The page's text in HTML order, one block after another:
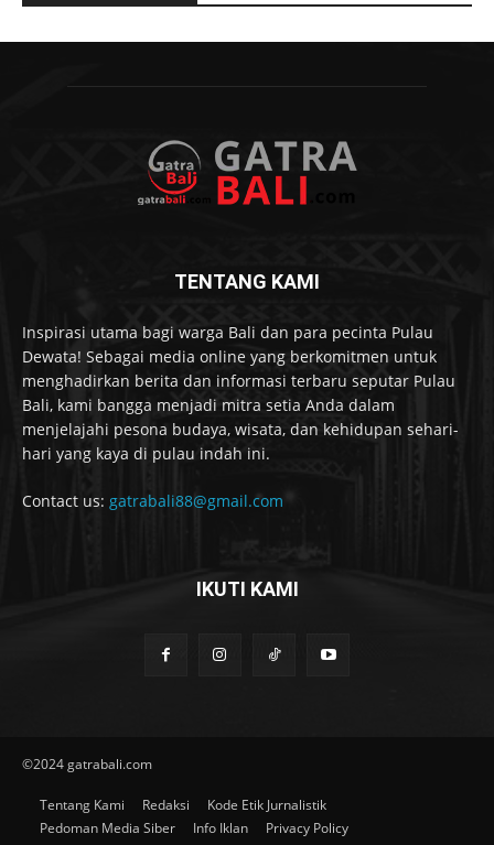
TENTANG KAMI
Inspirasi utama bagi warga Bali dan para pecinta Pulau
Dewata! Sebagai media online yang berkomitmen untuk
menghadirkan berita dan informasi terbaru seputar Pulau
Bali, kami bangga menjadi mitra setia Anda dalam
menjelajahi pesona budaya, wisata, dan kehidupan sehari-
hari yang kaya di pulau indah ini.
Contact us: gatrabali88@gmail.com
IKUTI KAMI
©2024 gatrabali.com
Tentang Kami Redaksi
Kode Etik Jurnalistik
Pedoman Media Siber
Info Iklan Privacy Policy